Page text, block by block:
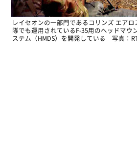
レイセオンの一部門であるコリンズ エア
隊でも運用されているF-35用のヘッドマウ
ステム（HMDS）を開発している 写真：